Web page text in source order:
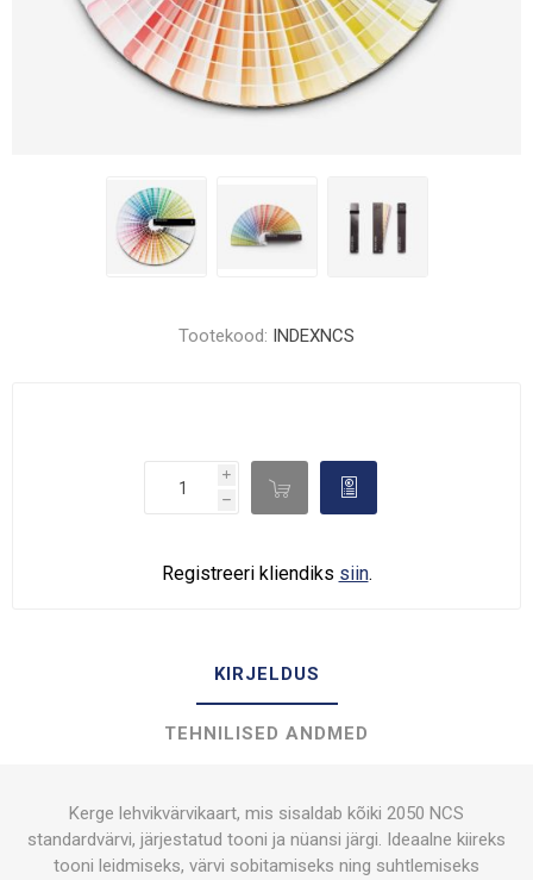
Tootekood: INDEXNCS
i
h
d 
Registreeri kliendiks siin.
KIRJELDUS
TEHNILISED ANDMED
Kerge lehvikvärvikaart, mis sisaldab kõiki 2050 NCS
standardvärvi, järjestatud tooni ja nüansi järgi. Ideaalne kiireks
tooni leidmiseks, värvi sobitamiseks ning suhtlemiseks